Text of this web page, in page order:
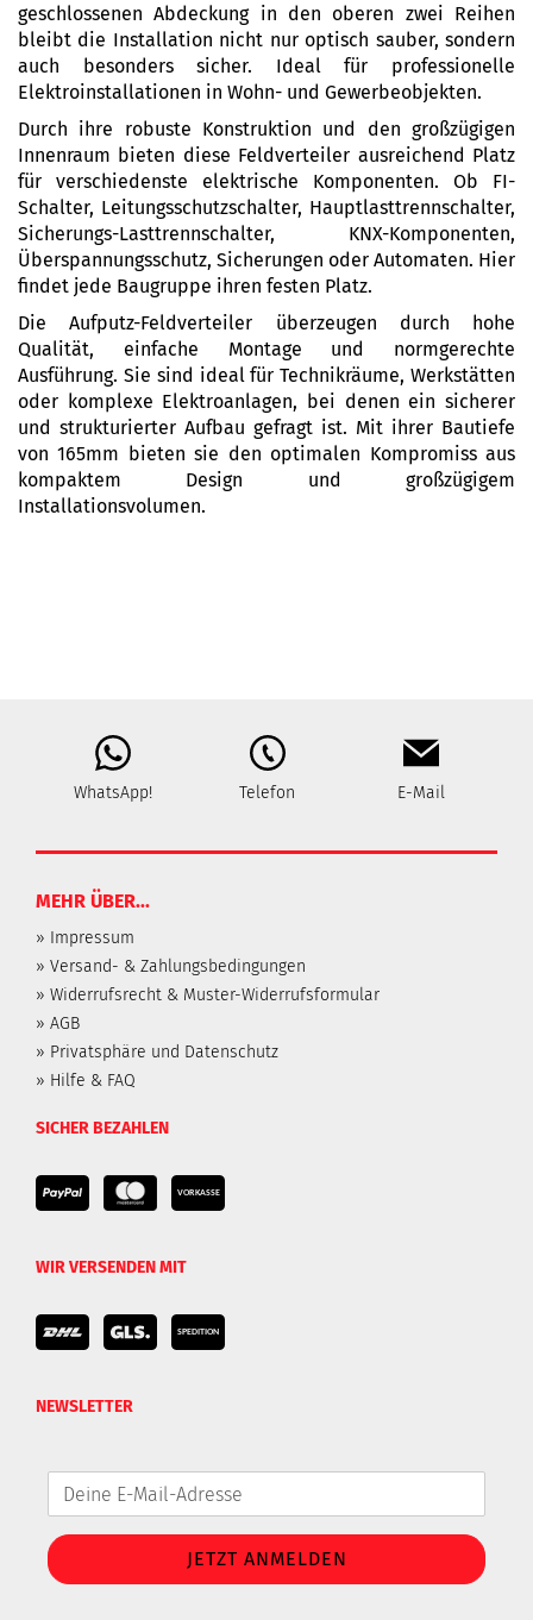
geschlossenen Abdeckung in den oberen zwei Reihen
bleibt die Installation nicht nur optisch sauber, sondern
auch besonders sicher. Ideal für professionelle
Elektroinstallationen in Wohn- und Gewerbeobjekten.
Durch ihre robuste Konstruktion und den großzügigen
Innenraum bieten diese Feldverteiler ausreichend Platz
für verschiedenste elektrische Komponenten. Ob FI-
Schalter, Leitungsschutzschalter, Hauptlasttrennschalter,
Sicherungs-Lasttrennschalter, KNX-Komponenten,
Überspannungsschutz, Sicherungen oder Automaten. Hier
findet jede Baugruppe ihren festen Platz.
Die Aufputz-Feldverteiler überzeugen durch hohe
Qualität, einfache Montage und normgerechte
Ausführung. Sie sind ideal für Technikräume, Werkstätten
oder komplexe Elektroanlagen, bei denen ein sicherer
und strukturierter Aufbau gefragt ist. Mit ihrer Bautiefe
von 165mm bieten sie den optimalen Kompromiss aus
kompaktem Design und großzügigem
Installationsvolumen.
WhatsApp! Telefon E-Mail
MEHR ÜBER...
» Impressum
» Versand- & Zahlungsbedingungen
» Widerrufsrecht & Muster-Widerrufsformular
» AGB
» Privatsphäre und Datenschutz
» Hilfe & FAQ
SICHER BEZAHLEN
WIR VERSENDEN MIT
NEWSLETTER